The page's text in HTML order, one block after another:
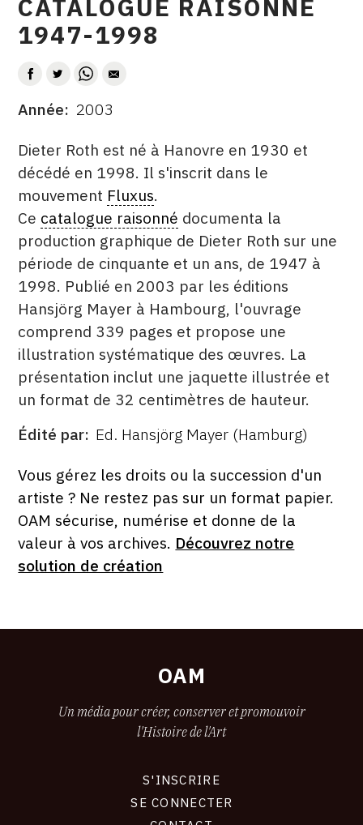
CONTACT
SUIVEZ-NOUS
INSTAGRAM
FACEBOOK
TWITTER
PINTEREST
CATALOGUE RAISONNÉ
1947-1998
AUTEUR
DATE
Année 2003
DESCRITPTION
Dieter Roth est né à Hanovre en 1930 et
décédé en 1998. Il s'inscrit dans le
mouvement Fluxus.
Ce catalogue raisonné documenta la
production graphique de Dieter Roth sur une
période de cinquante et un ans, de 1947 à
1998. Publié en 2003 par les éditions
Hansjörg Mayer à Hambourg, l'ouvrage
comprend 339 pages et propose une
illustration systématique des œuvres. La
présentation inclut une jaquette illustrée et
un format de 32 centimètres de hauteur.
ÉDITÉ
Édité par Ed. Hansjörg Mayer (Hamburg)
FORMAT
ÉTAT
Vous gérez les droits ou la succession d'un
artiste ? Ne restez pas sur un format papier.
OAM sécurise, numérise et donne de la
valeur à vos archives. Découvrez notre
solution de création
OAM
Un média pour créer, conserver et promouvoir
l'Histoire de l'Art
S'INSCRIRE
SE CONNECTER